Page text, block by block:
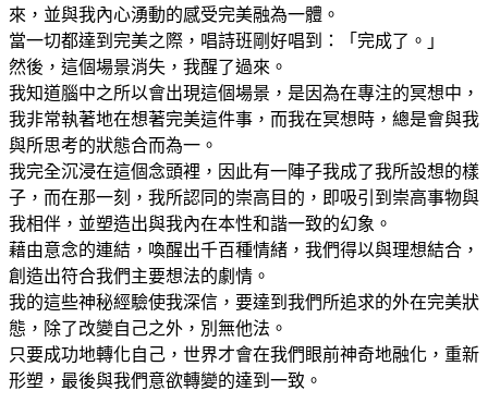
來，並與我內心湧動的感受完美融為一體。
當一切都達到完美之際，唱詩班剛好唱到：「完成了。」
然後，這個場景消失，我醒了過來。
我知道腦中之所以會出現這個場景，是因為在專注的冥想中，
我非常執著地在想著完美這件事，而我在冥想時，總是會與我
與所思考的狀態合而為一。
我完全沉浸在這個念頭裡，因此有一陣子我成了我所設想的樣
子，而在那一刻，我所認同的崇高目的，即吸引到崇高事物與
我相伴，並塑造出與我內在本性和諧一致的幻象。
藉由意念的連結，喚醒出千百種情緒，我們得以與理想結合，
創造出符合我們主要想法的劇情。
我的這些神秘經驗使我深信，要達到我們所追求的外在完美狀
態，除了改變自己之外，別無他法。
只要成功地轉化自己，世界才會在我們眼前神奇地融化，重新
形塑，最後與我們意欲轉變的達到一致。